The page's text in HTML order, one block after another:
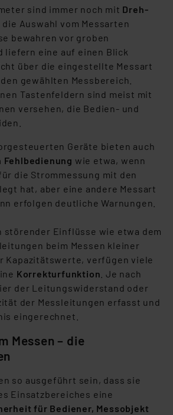
verarbeiten personenbezogene
Einwilligung zur Einbindung von
umfasst daher ggf. auch
Daten in den USA gemäß Art. 49
Infos zu diesen Drittanbietern
Datenübermittlung erhalten Sie in
Für die USA besteht kein
der EU. Dies bedeutet,
mit unzureichendem
dass US-Behörden
Daten in
verarbeiten, ohne dass
für Europäer bestehen.
mit diesen Dienstleistern stützt
sowie einer eigenen
der Datenübermittlung,
der übermittelten Daten,
sind immer noch mit Dreh-
Auswahl vom Messarten
bewahren vor groben
liefern eine auf einen Blick
über die eingestellte Messart
gewählten Messbereich.
Tastenfeldern sind meist mit
versehen, die Bedien- und
Geräte bieten auch
Fehlbedienung wie etwa, wenn
die Strommessung mit den
hat, aber eine andere Messart
erfolgen deutliche Warnungen.
störender Einflüsse wie etwa dem
beim Messen kleiner
Kapazitätswerte, verfügen viele
Korrekturfunktion . Je nach
der Leitungswiderstand oder
der Messleitungen erfasst und
eingerechnet.
Messen – die
so ausgeführt sein, dass sie
Einsatzbereiches eine
für Bediener, Messobjekt